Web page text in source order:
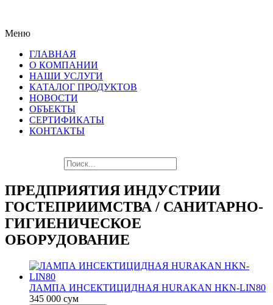
Меню
ГЛАВНАЯ
О КОМПАНИИ
НАШИ УСЛУГИ
КАТАЛОГ ПРОДУКТОВ
НОВОСТИ
ОБЪЕКТЫ
СЕРТИФИКАТЫ
КОНТАКТЫ
ПРЕДПРИЯТИЯ ИНДУСТРИИ
ГОСТЕПРИИМСТВА / САНИТАРНО-
ГИГИЕНИЧЕСКОЕ
ОБОРУДОВАНИЕ
ЛАМПА ИНСЕКТИЦИДНАЯ HURAKAN HKN-LIN80
345 000 сум